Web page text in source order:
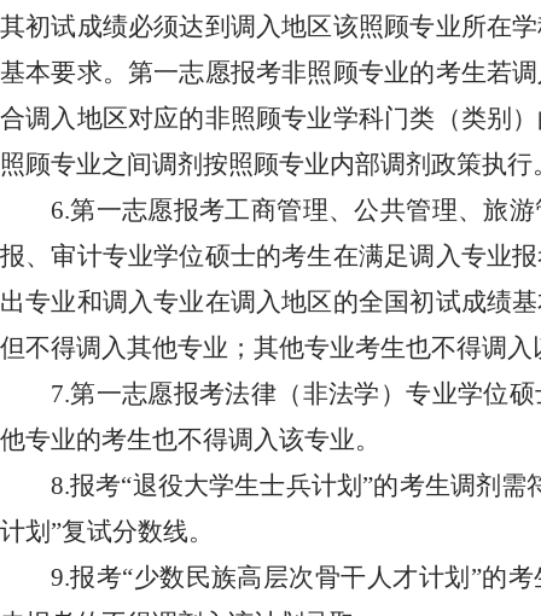
其初试成绩必须达到调入地区该照顾专业所在
基本要求。第一志愿报考非照顾专业的考生若
合调入地区对应的非照顾专业学科门类（类别
照顾专业之间调剂按照顾专业内部调剂政策执行
6.第一志愿报考工商管理、公共管理、旅
报、审计专业学位硕士的考生在满足调入专业
出专业和调入专业在调入地区的全国初试成绩
但不得调入其他专业；其他专业考生也不得调入
7.第一志愿报考法律（非法学）专业学位
他专业的考生也不得调入该专业。
8.报考“退役大学生士兵计划”的考生调剂
计划”复试分数线。
9.报考“少数民族高层次骨干人才计划”的